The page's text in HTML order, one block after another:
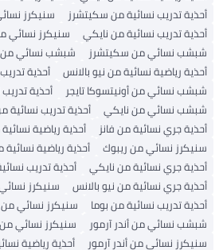
أحذية تدريب نسائية من سكيتشرز
سنيكرز
أحذية تدريب نسائية من نايكي
سنيكرز نسائي
شبشب نسائي من سكيتشرز
شبشب نسائي من
أحذية رياضية نسائية من نيو بالانس
أحذية
شبشب نسائي من أونيتسوكا تايجر
أحذية
شبشب نسائي من نايكي
أحذية تدريب نسائية
أحذية جري نسائية من فانز
أحذية رياضية
سنيكرز نسائي من ريبوك
أحذية رياضية
أحذية جري نسائية من نايكي
أحذية تدريب
أحذية جري نسائية من نيو بالانس
سنيكرز
أحذية تدريب نسائية من بوما
سنيكرز نسائي
شبشب نسائي من أندر آرمور
سنيكرز نسائي
سنيكرز نسائي من أندر آرمور
أحذية رياضية